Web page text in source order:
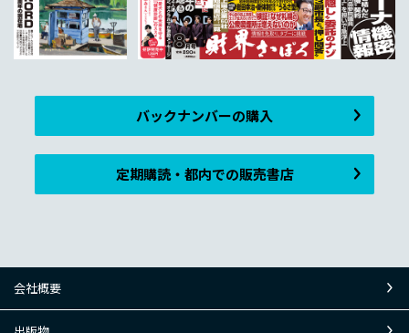
バックナンバーの購入
定期購読・都内での販売書店
会社概要